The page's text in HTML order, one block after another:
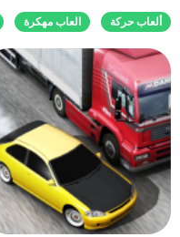
ألعاب حركة العاب مهكرة